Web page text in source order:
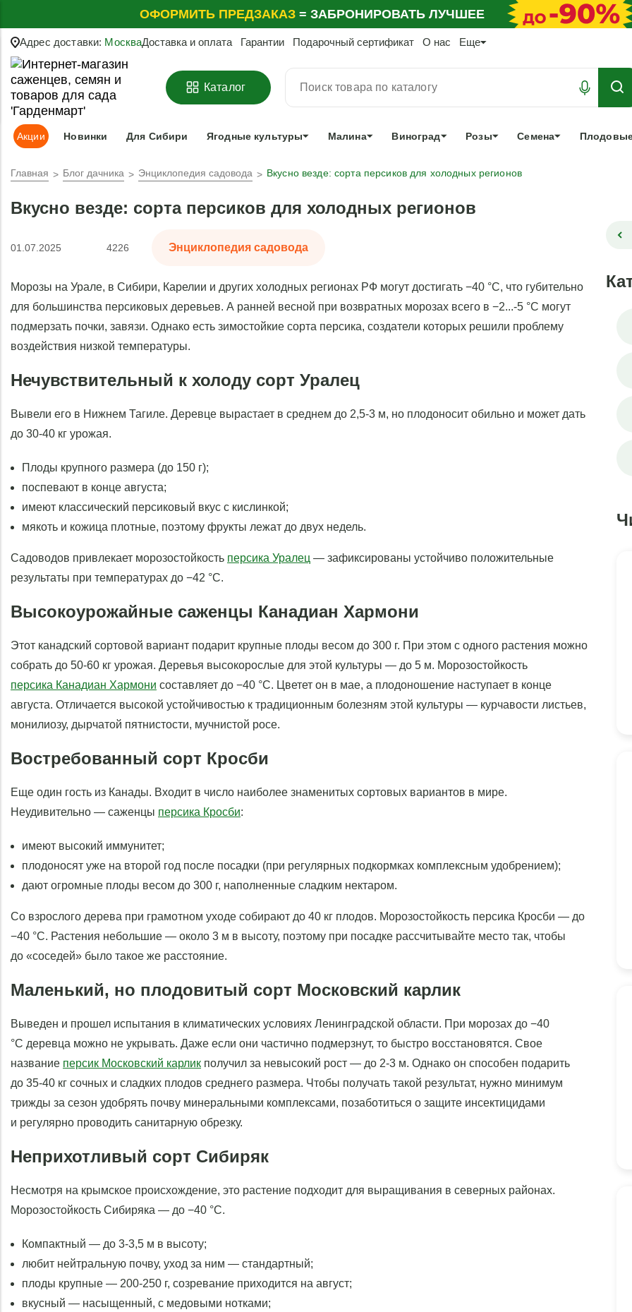
ОФОРМИТЬ ПРЕДЗАКАЗ = ЗАБРОНИРОВАТЬ ЛУЧШЕЕ
Адрес доставки: МоскваДоставка и оплата Гарантии Подарочный сертификат О нас Еще
Каталог
Акции Новинки Для Сибири Ягодные культуры Малина Виноград Розы Семена
Главная Блог дачника Энциклопедия садовода Вкусно везде: сорта персиков для холодных регионов
Вкусно везде: сорта персиков для холодных регионов
01.07.2025 4226 Энциклопедия садовода
Морозы на Урале, в Сибири, Карелии и других холодных регионах РФ могут достигать −40 °С, что губительно
для большинства персиковых деревьев. А ранней весной при возвратных морозах всего в −2...-5 °С могут
подмерзать почки, завязи. Однако есть зимостойкие сорта персика, создатели которых решили проблему
воздействия низкой температуры.
Нечувствительный к холоду сорт Уралец
Вывели его в Нижнем Тагиле. Деревце вырастает в среднем до 2,5-3 м, но плодоносит обильно и может дать
до 30-40 кг урожая.
Плоды крупного размера (до 150 г);
поспевают в конце августа;
имеют классический персиковый вкус с кислинкой;
мякоть и кожица плотные, поэтому фрукты лежат до двух недель.
Садоводов привлекает морозостойкость персика Уралец — зафиксированы устойчиво положительные
результаты при температурах до −42 °С.
Высокоурожайные саженцы Канадиан Хармони
Этот канадский сортовой вариант подарит крупные плоды весом до 300 г. При этом с одного растения можно
собрать до 50-60 кг урожая. Деревья высокорослые для этой культуры — до 5 м. Морозостойкость
персика Канадиан Хармони составляет до −40 °С. Цветет он в мае, а плодоношение наступает в конце
августа. Отличается высокой устойчивостью к традиционным болезням этой культуры — курчавости листьев,
монилиозу, дырчатой пятнистости, мучнистой росе.
Востребованный сорт Кросби
Еще один гость из Канады. Входит в число наиболее знаменитых сортовых вариантов в мире.
Неудивительно — саженцы персика Кросби:
имеют высокий иммунитет;
плодоносят уже на второй год после посадки (при регулярных подкормках комплексным удобрением);
дают огромные плоды весом до 300 г, наполненные сладким нектаром.
Со взрослого дерева при грамотном уходе собирают до 40 кг плодов. Морозостойкость персика Кросби — до
−40 °С. Растения небольшие — около 3 м в высоту, поэтому при посадке рассчитывайте место так, чтобы
до «соседей» было такое же расстояние.
Маленький, но плодовитый сорт Московский карлик
Выведен и прошел испытания в климатических условиях Ленинградской области. При морозах до −40
°С деревца можно не укрывать. Даже если они частично подмерзнут, то быстро восстановятся. Свое
название персик Московский карлик получил за невысокий рост — до 2-3 м. Однако он способен подарить
до 35-40 кг сочных и сладких плодов среднего размера. Чтобы получать такой результат, нужно минимум
трижды за сезон удобрять почву минеральными комплексами, позаботиться о защите инсектицидами
и регулярно проводить санитарную обрезку.
Неприхотливый сорт Сибиряк
Несмотря на крымское происхождение, это растение подходит для выращивания в северных районах.
Морозостойкость Сибиряка — до −40 °С.
Компактный — до 3-3,5 м в высоту;
любит нейтральную почву, уход за ним — стандартный;
плоды крупные — 200-250 г, созревание приходится на август;
вкусный — насыщенный, с медовыми нотками;